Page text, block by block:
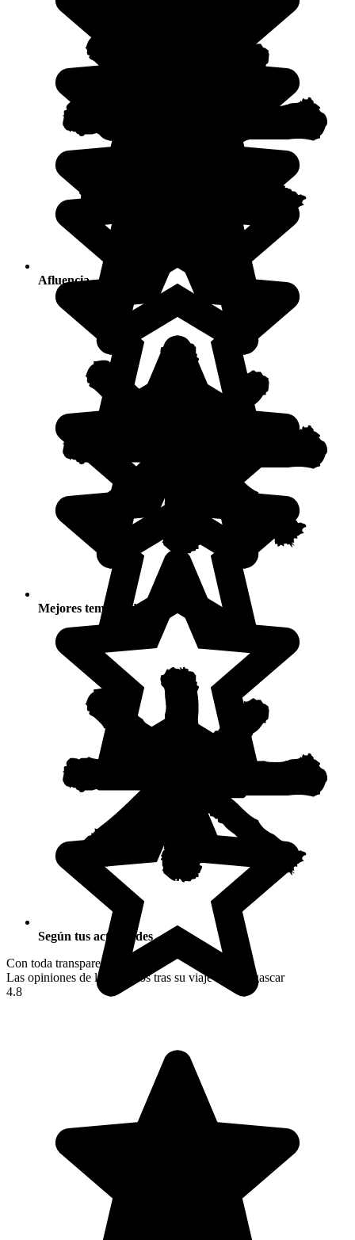
Afluencia
Mejores temporadas
Según tus actividades
Con toda transparencia
Las opiniones de los viajeros tras su viaje a Madagascar
4.8